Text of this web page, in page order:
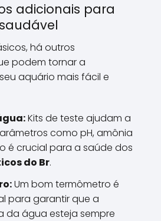
adicionais para
há outros
podem tornar a
aquário mais fácil e
Kits de teste ajudam a
como pH, amônia
é crucial para a saúde dos
do Br.
Um bom termômetro é
para garantir que a
da água esteja sempre